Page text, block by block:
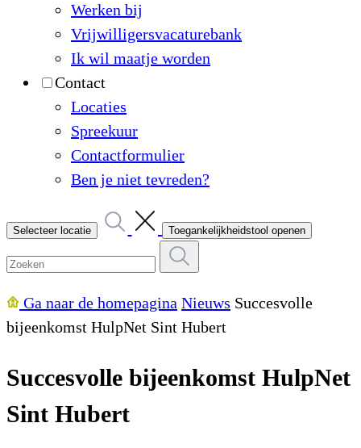
Werken bij
Vrijwilligersvacaturebank
Ik wil maatje worden
Contact
Locaties
Spreekuur
Contactformulier
Ben je niet tevreden?
Selecteer locatie Toegankelijkheidstool openen
Ga naar de homepagina Nieuws Succesvolle
bijeenkomst HulpNet Sint Hubert
Succesvolle bijeenkomst HulpNet
Sint Hubert